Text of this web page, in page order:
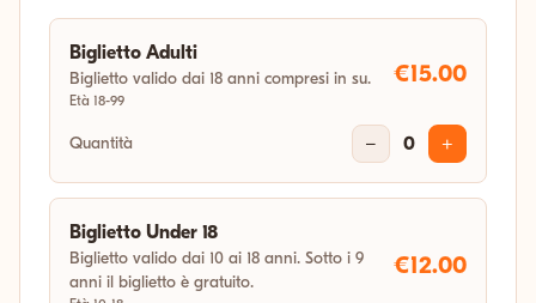
gio 31 dic 2026
04:11
Biglietto Adulti
Biglietto valido dai 18 anni compresi in su.
Età 18-99
€15.00
Quantità − 0 +
Biglietto Under 18
Biglietto valido dai 10 ai 18 anni. Sotto i 9
anni il biglietto è gratuito.
€12.00